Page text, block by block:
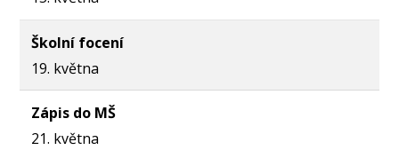
Školní focení
19. května
Zápis do MŠ
21. května